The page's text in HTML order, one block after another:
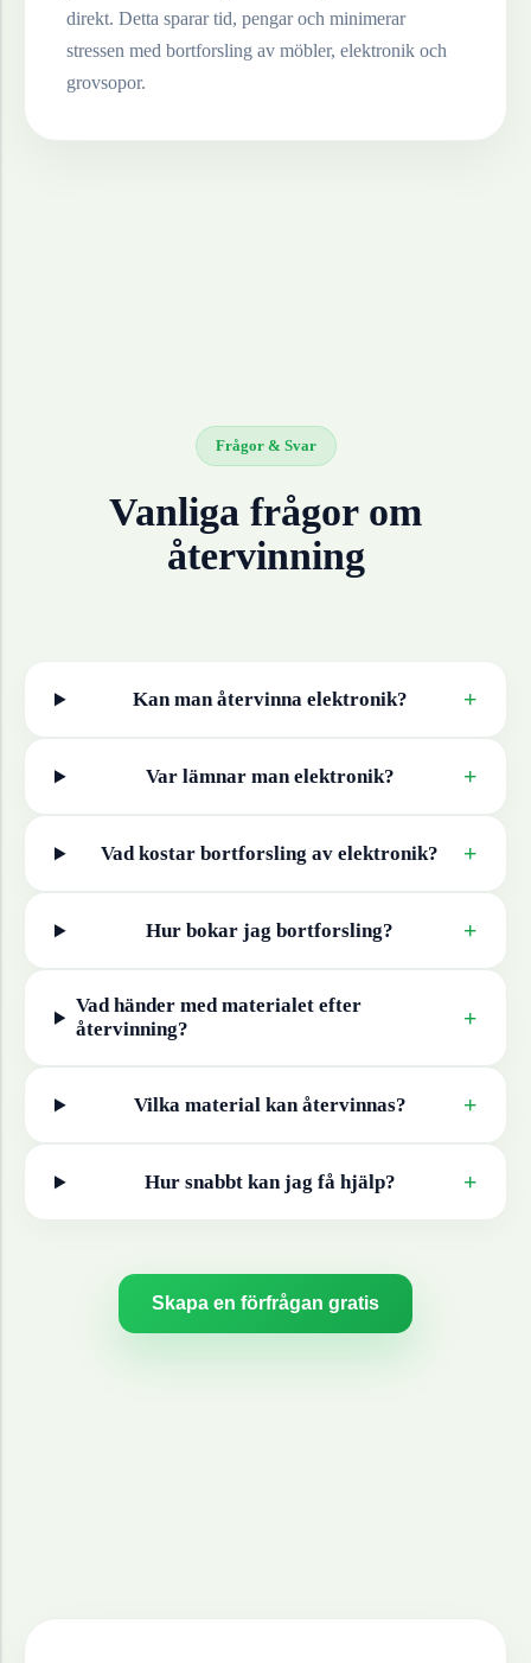
direkt. Detta sparar tid, pengar och minimerar
stressen med bortforsling av möbler, elektronik och
grovsopor.
Frågor & Svar
Vanliga frågor om
återvinning
Kan man återvinna elektronik? +
Var lämnar man elektronik? +
Vad kostar bortforsling av elektronik? +
Hur bokar jag bortforsling? +
Vad händer med materialet efter
återvinning?
+
Vilka material kan återvinnas? +
Hur snabbt kan jag få hjälp? +
Skapa en förfrågan gratis